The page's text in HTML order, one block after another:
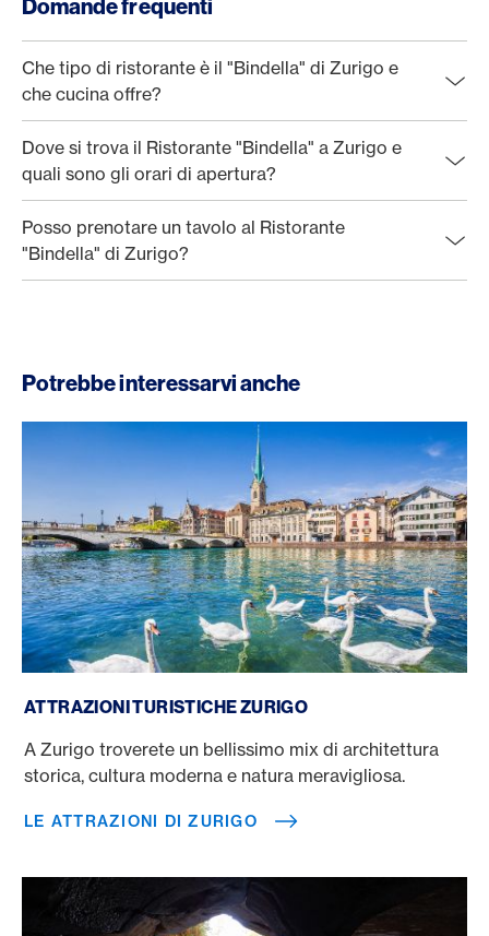
Domande frequenti
Che tipo di ristorante è il "Bindella" di Zurigo e
che cucina offre?
Dove si trova il Ristorante "Bindella" a Zurigo e
quali sono gli orari di apertura?
Posso prenotare un tavolo al Ristorante
"Bindella" di Zurigo?
Potrebbe interessarvi anche
ATTRAZIONI TURISTICHE ZURIGO
A Zurigo troverete un bellissimo mix di architettura
storica, cultura moderna e natura meravigliosa.
LE ATTRAZIONI DI ZURIGO